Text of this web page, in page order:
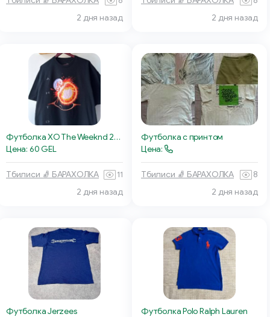
2 дня назад
2 дня назад
Футболка XO The Weeknd 2023
Цена: 60 GEL
Тбилиси 🧦 БАРАХОЛКА
11
2 дня назад
Футболка с принтом
Цена:
Тбилиси 🧦 БАРАХОЛКА
8
2 дня назад
Футболка Jerzees
Футболка Polo Ralph Lauren